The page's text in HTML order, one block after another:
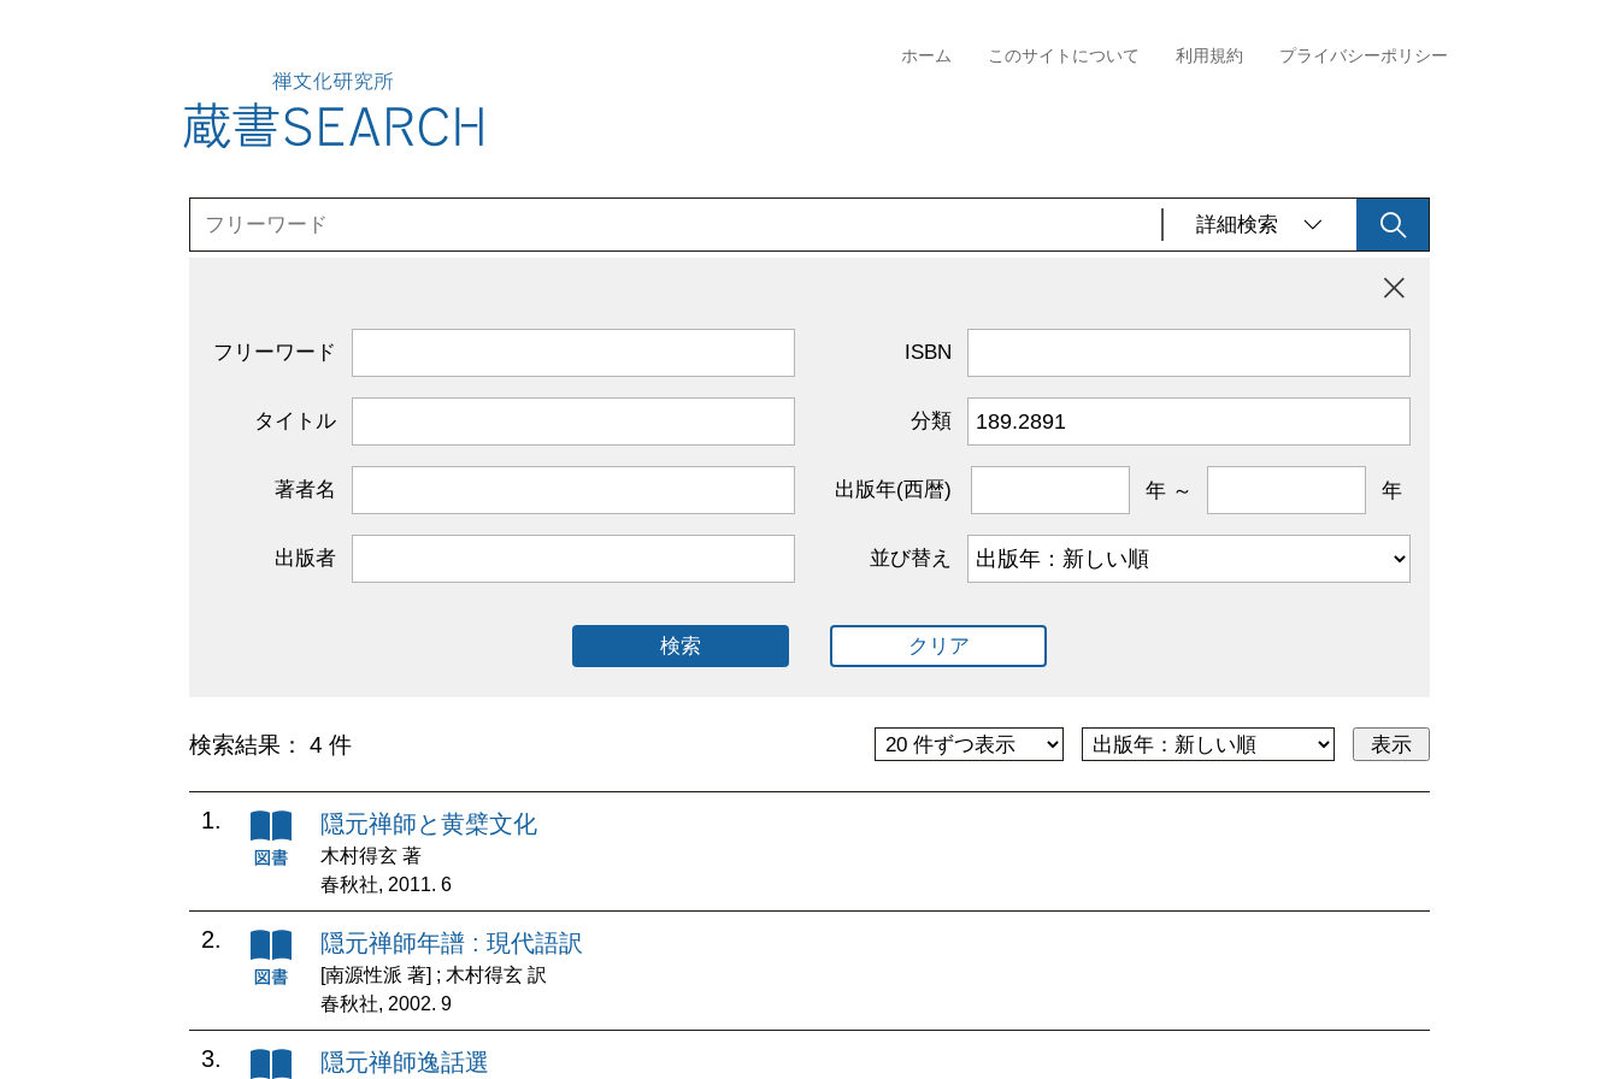
ホーム このサイトについて 利用規約 プライバシーポリシー
詳細検索
フリーワード ISBN
タイトル 分類
著者名 出版年(西暦) 年 ～ 年
出版者 並び替え
検索 クリア
検索結果： 4 件
1. 隠元禅師と黄檗文化
木村得玄 著
春秋社, 2011. 6
2. 隠元禅師年譜 : 現代語訳
[南源性派 著] ; 木村得玄 訳
春秋社, 2002. 9
3. 隠元禅師逸話選